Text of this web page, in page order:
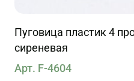
Пуговица пластик 4
сиреневая
Арт. F-4604